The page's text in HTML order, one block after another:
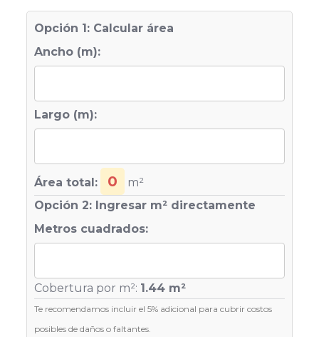
Opción 1: Calcular área
Ancho (m):
Largo (m):
Área total: 0
m²
Opción 2: Ingresar m² directamente
Metros cuadrados:
Cobertura por m²: 1.44 m²
Te recomendamos incluir el 5% adicional para cubrir costos
posibles de daños o faltantes.